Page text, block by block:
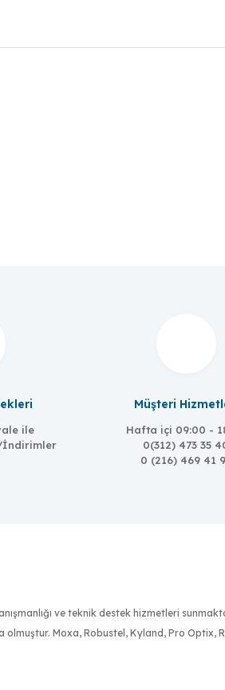
ile
İndirimler
Müşteri
Hafta içi 09:00 -
0(312) 473 35
0 (216) 469 41
ve teknik destek hizmetleri
Moxa, Robustel, Kyland, Pro Optix,